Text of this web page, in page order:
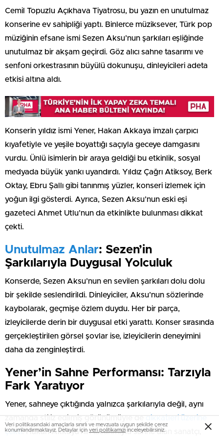
Cemil Topuzlu Açıkhava Tiyatrosu, bu yazın en unutulmaz
konserine ev sahipliği yaptı. Binlerce müziksever, Türk pop
müziğinin efsane ismi Sezen Aksu’nun şarkıları eşliğinde
unutulmaz bir akşam geçirdi. Göz alıcı sahne tasarımı ve
senfoni orkestrasının büyülü dokunuşu, dinleyicileri adeta
etkisi altına aldı.
Konserin yıldız ismi Yener, Hakan Akkaya imzalı çarpıcı
kıyafetiyle ve yeşile boyattığı saçıyla geceye damgasını
vurdu. Ünlü isimlerin bir araya geldiği bu etkinlik, sosyal
medyada büyük yankı uyandırdı. Yıldız Çağrı Atiksoy, Berk
Oktay, Ebru Şallı gibi tanınmış yüzler, konseri izlemek için
yoğun ilgi gösterdi. Ayrıca, Sezen Aksu’nun eski eşi
gazeteci Ahmet Utlu’nun da etkinlikte bulunması dikkat
çekti.
Unutulmaz Anlar: Sezen’in
Şarkılarıyla Duygusal Yolculuk
Konserde, Sezen Aksu’nun en sevilen şarkıları dolu dolu
bir şekilde seslendirildi. Dinleyiciler, Aksu’nun sözlerinde
kaybolarak, geçmişe özlem duydu. Her bir parça,
izleyicilerde derin bir duygusal etki yarattı. Konser sırasında
gerçekleştirilen görsel şovlar ise, izleyicilerin deneyimini
daha da zenginleştirdi.
Yener’in Sahne Performansı: Tarzıyla
Fark Yaratıyor
Yener, sahneye çıktığında yalnızca şarkılarıyla değil, aynı
çekti. Hakan Akkaya’nın tasarımıyla sahne alan sanatçı,
Veri politikasındaki amaçlarla sınırlı ve mevzuata uygun şekilde çerez
konumlandırmaktayız. Detaylar için veri politikamızı inceleyebilirsiniz.